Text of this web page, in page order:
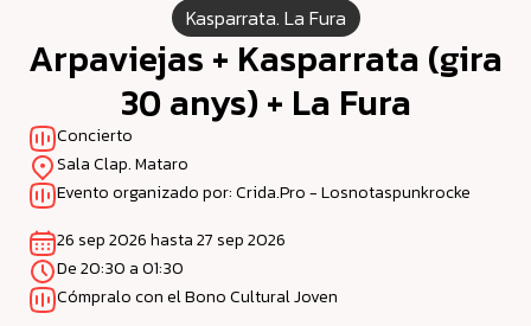
Kasparrata. La Fura
Arpaviejas + Kasparrata (gira
30 anys) + La Fura
Concierto
Sala Clap. Mataro
Evento organizado por: Crida.Pro - Losnotaspunkrocke
26 sep 2026 hasta 27 sep 2026
De 20:30 a 01:30
Cómpralo con el Bono Cultural Joven